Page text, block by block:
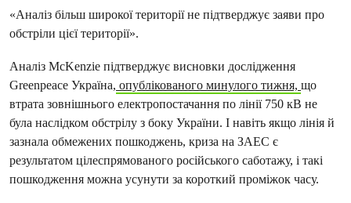
«Аналіз більш широкої території не підтверджує заяви про
обстріли цієї території».
Аналіз McKenzie підтверджує висновки дослідження
Greenpeace Україна, опублікованого минулого тижня, що
втрата зовнішнього електропостачання по лінії 750 кВ не
була наслідком обстрілу з боку України. І навіть якщо лінія й
зазнала обмежених пошкоджень, криза на ЗАЕС є
результатом цілеспрямованого російського саботажу, і такі
пошкодження можна усунути за короткий проміжок часу.